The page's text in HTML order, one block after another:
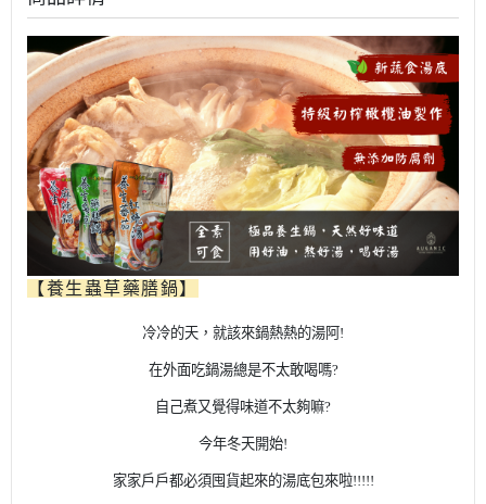
【養生蟲草藥膳鍋】
冷冷的天，就該來鍋熱熱的湯阿!
在外面吃鍋湯總是不太敢喝嗎?
自己煮又覺得味道不太夠嘛?
今年冬天開始!
家家戶戶都必須囤貨起來的湯底包來啦!!!!!